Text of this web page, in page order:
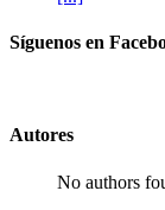
Síguenos en
Autores
No authors